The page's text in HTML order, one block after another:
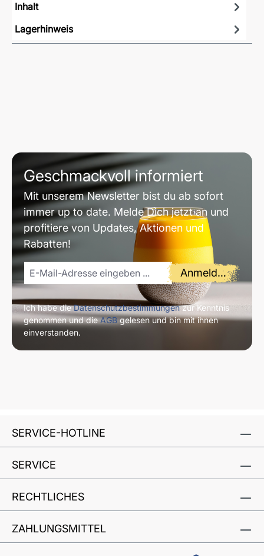
Inhalt
Lagerhinweis
Geschmackvoll informiert
Mit unserem Newsletter bist du ab sofort
immer up to date. Melde Dich jetzt an und
profitiere von Updates, Aktionen und
Rabatten!
Anmelden
Ich habe dieDatenschutzbestimmungenzur Kenntnis
genommen und dieAGBgelesen und bin mit ihnen
einverstanden.
SERVICE-HOTLINE
SERVICE
RECHTLICHES
ZAHLUNGSMITTEL